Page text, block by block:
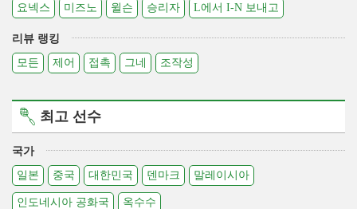
요넥스
미즈노 윌슨 승리자 L에서 I-N 보내고
리뷰 랭킹
모든
제어 접촉 그네 조작성
최고 선수
국가
일본
중국 대한민국 덴마크 말레이시아
인도네시아 공화국 옥수수